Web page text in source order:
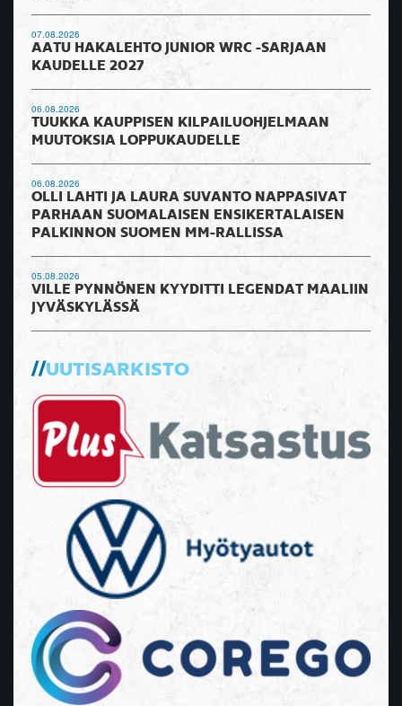
07.08.2026
AATU HAKALEHTO JUNIOR WRC -SARJAAN
KAUDELLE 2027
06.08.2026
TUUKKA KAUPPISEN KILPAILUOHJELMAAN
MUUTOKSIA LOPPUKAUDELLE
06.08.2026
OLLI LAHTI JA LAURA SUVANTO NAPPASIVAT
PARHAAN SUOMALAISEN ENSIKERTALAISEN
PALKINNON SUOMEN MM-RALLISSA
05.08.2026
VILLE PYNNÖNEN KYYDITTI LEGENDAT MAALIIN
JYVÄSKYLÄSSÄ
UUTISARKISTO